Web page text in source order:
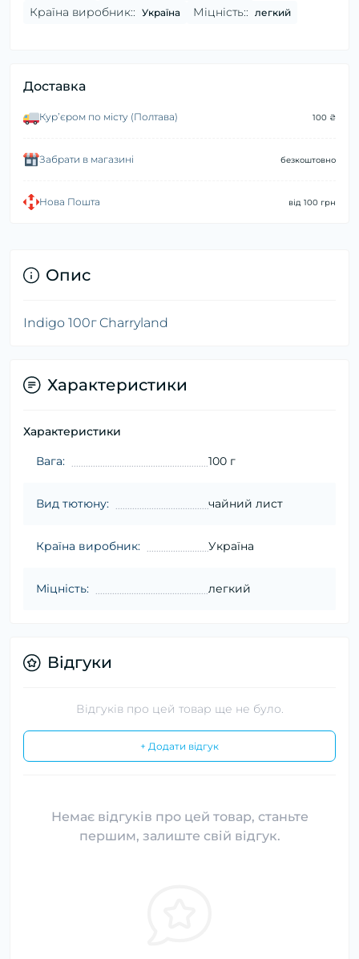
Країна виробник:: Україна Міцність:: легкий
Доставка
Курʼєром по місту (Полтава) 100 ₴
Забрати в магазині безкоштовно
Нова Пошта від 100 грн
Опис
Indigo 100г Charryland
Характеристики
Характеристики
Вага: 100 г
Вид тютюну: чайний лист
Країна виробник: Україна
Міцність: легкий
Відгуки
Відгуків про цей товар ще не було.
+ Додати відгук
Немає відгуків про цей товар, станьте
першим, залиште свій відгук.